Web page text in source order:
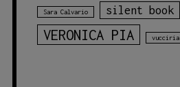
Sara Calvario silent book
VERONICA PIA vucciria